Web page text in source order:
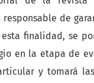
responsable de
esta finalidad, se
en la etapa de
y tomará